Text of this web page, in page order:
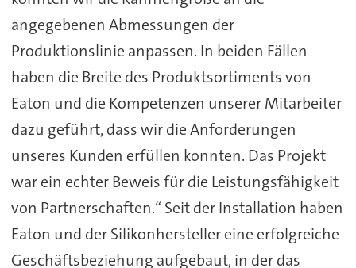
angegebenen Abmessungen der
Produktionslinie anpassen. In beiden Fällen
haben die Breite des Produktsortiments von
Eaton und die Kompetenzen unserer Mitarbeiter
dazu geführt, dass wir die Anforderungen
unseres Kunden erfüllen konnten. Das Projekt
war ein echter Beweis für die Leistungsfähigkeit
von Partnerschaften.“ Seit der Installation haben
Eaton und der Silikonhersteller eine erfolgreiche
Geschäftsbeziehung aufgebaut, in der das